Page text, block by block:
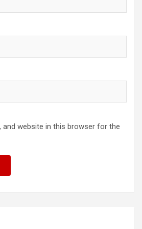
and website in this browser for the